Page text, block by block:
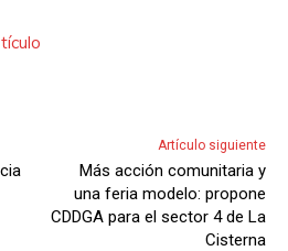
Artículo siguiente
Más acción comunitaria y
una feria modelo: propone
CDDGA para el sector 4 de La
Cisterna